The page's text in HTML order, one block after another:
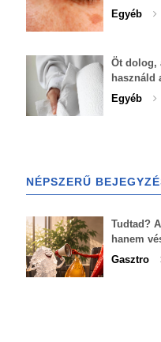
Egyéb
Öt dolog,
használd
Egyéb
NÉPSZERŰ
Tudtad?
hanem
Gasztro